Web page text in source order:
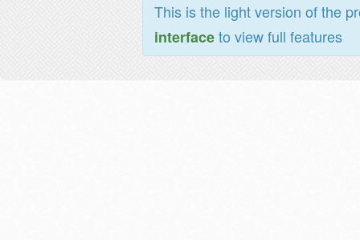
This is the light version of the
interfaceto view full features